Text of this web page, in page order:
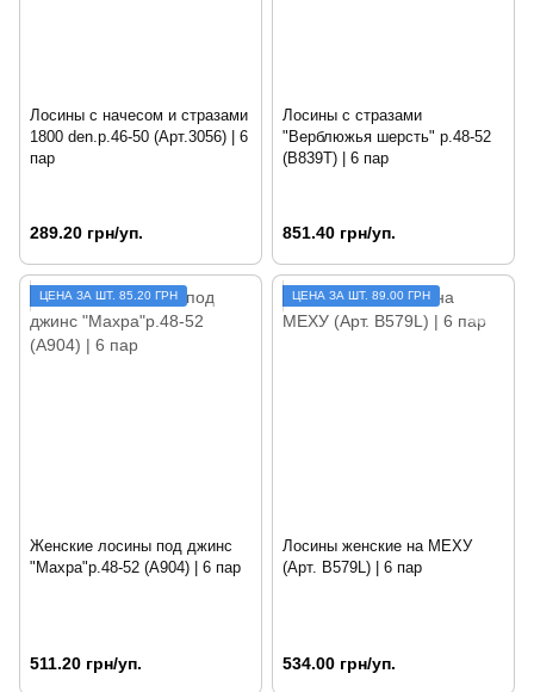
Лосины с начесом и стразами
1800 den.р.46-50 (Арт.3056) | 6
пар
289.20 грн/уп.
Лосины с стразами
"Верблюжья шерсть" р.48-52
(B839T) | 6 пар
851.40 грн/уп.
ЦЕНА ЗА ШТ. 85.20 ГРН
Женские лосины под джинс
"Махра"р.48-52 (A904) | 6 пар
511.20 грн/уп.
ЦЕНА ЗА ШТ. 89.00 ГРН
Лосины женские на МЕХУ
(Арт. B579L) | 6 пар
534.00 грн/уп.